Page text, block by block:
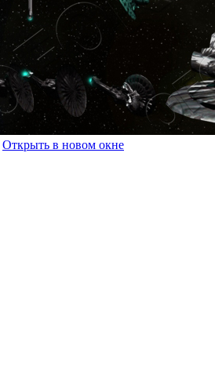
Открыть в новом окне